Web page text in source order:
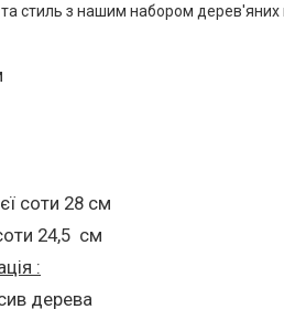
та стиль з нашим набором дерев'яних
соти 28 см
24,5 см
:
дерева